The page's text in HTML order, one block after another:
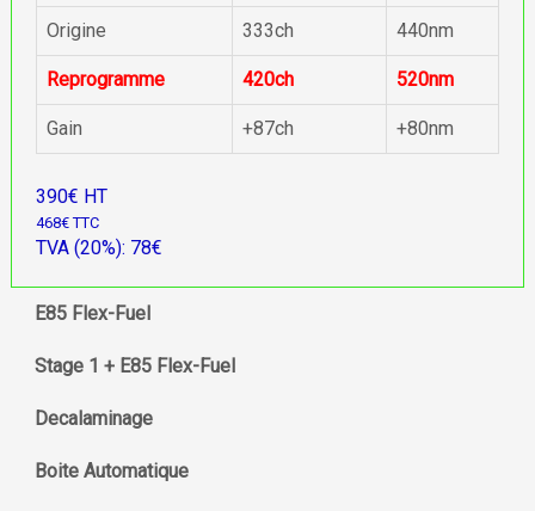
Origine 333ch 440nm
Reprogramme 420ch 520nm
Gain +87ch +80nm
390€ HT
468€ TTC
TVA (20%): 78€
E85 Flex-Fuel
Stage 1 + E85 Flex-Fuel
Decalaminage
Boite Automatique